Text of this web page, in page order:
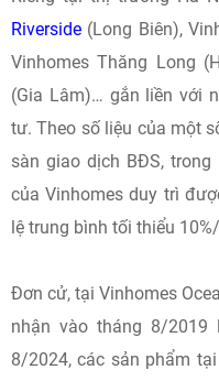
Riverside (Long Biên),
Vinhomes Thăng Long
(Gia Lâm)… gắn liền với
tư. Theo số liệu của một
sàn giao dịch BĐS,
của Vinhomes duy trì
lệ trung bình tối thiểu
Đơn cử, tại Vinhomes
nhận vào tháng 8/
8/2024, các sản phẩm